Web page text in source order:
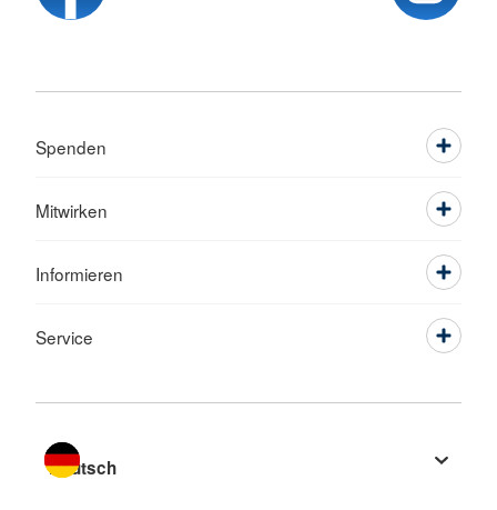
Spenden
Mitwirken
Informieren
Service
Sprache wechseln zu